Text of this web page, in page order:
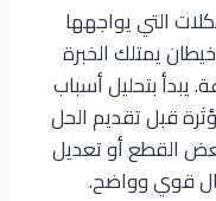
التي يواجهها
يمتلك الخبرة
يبدأ بتحليل أسباب
قبل تقديم الحل
القطع أو تعديل
قوي وواضح.